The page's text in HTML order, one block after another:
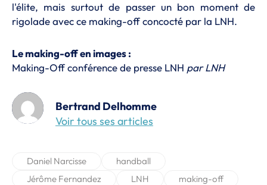
l'élite, mais surtout de passer un bon moment de
rigolade avec ce making-off concocté par la LNH.
Le making-off en images :
Making-Off conférence de presse LNH parLNH
Bertrand Delhomme
Voir tous ses articles
Daniel Narcisse
handball
Jérôme Fernandez
LNH
making-off